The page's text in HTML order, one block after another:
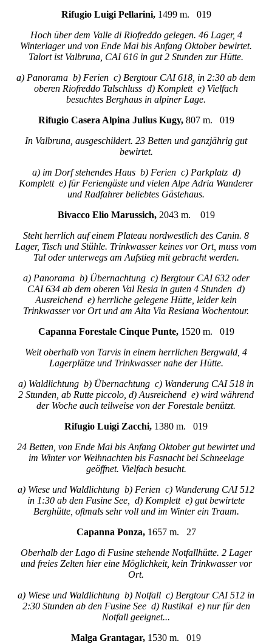
Rifugio Luigi Pellarini, 1499 m. 019
Hoch über dem Valle di Riofreddo gelegen. 46 Lager, 4
Winterlager und von Ende Mai bis Anfang Oktober bewirtet.
Talort ist Valbruna, CAI 616 in gut 2 Stunden zur Hütte.
a) Panorama b) Ferien c) Bergtour CAI 618, in 2:30 ab dem
oberen Riofreddo Talschluss d) Komplett e) Vielfach
besuchtes Berghaus in alpiner Lage.
Rifugio Casera Alpina Julius Kugy, 807 m. 019
In Valbruna, ausgeschildert. 23 Betten und ganzjährig gut
bewirtet.
a) im Dorf stehendes Haus b) Ferien c) Parkplatz d)
Komplett e) für Feriengäste und vielen Alpe Adria Wanderer
und Radfahrer beliebtes Gästehaus.
Bivacco Elio Marussich,2043 m. 019
Steht herrlich auf einem Plateau nordwestlich des Canin. 8
Lager, Tisch und Stühle. Trinkwasser keines vor Ort, muss vom
Tal oder unterwegs am Aufstieg mit gebracht werden.
a) Panorama b) Übernachtung c) Bergtour CAI 632 oder
CAI 634 ab dem oberen Val Resia in guten 4 Stunden d)
Ausreichend e) herrliche gelegene Hütte, leider kein
Trinkwasser vor Ort und am Alta Via Resiana Wochentour.
Capanna Forestale Cinque Punte, 1520 m. 019
Weit oberhalb von Tarvis in einem herrlichen Bergwald, 4
Lagerplätze und Trinkwasser nahe der Hütte.
a) Waldlichtung b) Übernachtung c) Wanderung CAI 518 in
2 Stunden, ab Rutte piccolo, d) Ausreichend e) wird während
der Woche auch teilweise von der Forestale benützt.
Rifugio Luigi Zacchi, 1380 m. 019
24 Betten, von Ende Mai bis Anfang Oktober gut bewirtet und
im Winter vor Weihnachten bis Fasnacht bei Schneelage
geöffnet. Vielfach besucht.
a) Wiese und Waldlichtung b) Ferien c) Wanderung CAI 512
in 1:30 ab den Fusine See, d) Komplett e) gut bewirtete
Berghütte, oftmals sehr voll und im Winter ein Traum.
Capanna Ponza, 1657 m. 27
Oberhalb der Lago di Fusine stehende Notfallhütte. 2 Lager
und freies Zelten hier eine Möglichkeit, kein Trinkwasser vor
Ort.
a) Wiese und Waldlichtung b) Notfall c) Bergtour CAI 512 in
2:30 Stunden ab den Fusine See d) Rustikal e) nur für den
Notfall geeignet...
Malga Grantagar, 1530 m. 019